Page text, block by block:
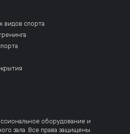
видов спорта
оборудование и
зала. Все права защищены.